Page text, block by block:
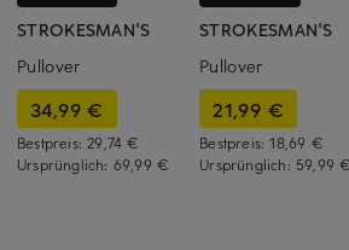
STROKESMAN'S
Pullover
34,99 €
Bestpreis:29,74 €
Ursprünglich: 69,99 €
STROKESMAN'S
Pullover
21,99 €
Bestpreis:18,69 €
Ursprünglich: 59,99 €